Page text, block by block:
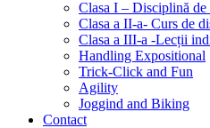
Clasa I – Disciplină de
Clasa a II-a- Curs de
Clasa a III-a -Lecții
Handling Expositional
Trick-Click and Fun
Agility
Joggind and Biking
Contact